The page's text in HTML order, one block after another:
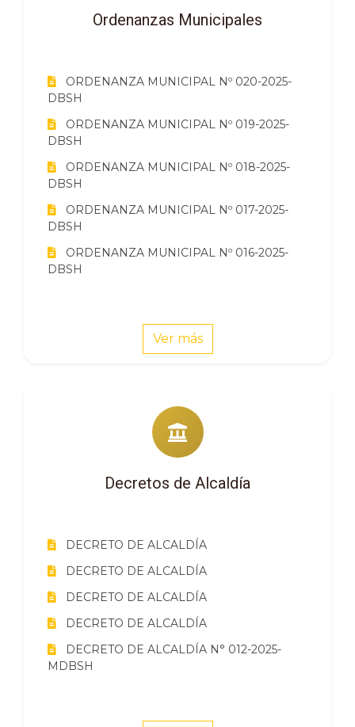
Ordenanzas Municipales
ORDENANZA MUNICIPAL Nº 020-2025-
DBSH
ORDENANZA MUNICIPAL Nº 019-2025-
DBSH
ORDENANZA MUNICIPAL Nº 018-2025-
DBSH
ORDENANZA MUNICIPAL Nº 017-2025-
DBSH
ORDENANZA MUNICIPAL Nº 016-2025-
DBSH
Ver más
Decretos de Alcaldía
DECRETO DE ALCALDÍA
DECRETO DE ALCALDÍA
DECRETO DE ALCALDÍA
DECRETO DE ALCALDÍA
DECRETO DE ALCALDÍA N° 012-2025-
MDBSH